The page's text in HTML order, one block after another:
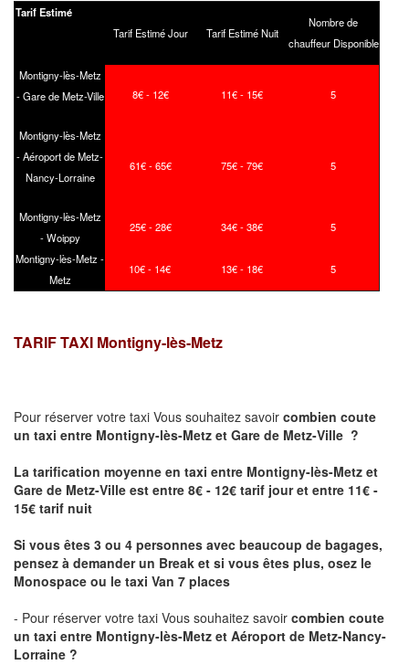
Tarif Estimé
Tarif Estimé Jour
Tarif Estimé Nuit
Nombre de
chauffeur Disponible
Montigny-lès-Metz
- Gare de Metz-Ville
8€ - 12€ 11€ - 15€ 5
Montigny-lès-Metz
- Aéroport de Metz-
Nancy-Lorraine
61€ - 65€ 75€ - 79€ 5
Montigny-lès-Metz
- Woippy
25€ - 28€ 34€ - 38€ 5
Montigny-lès-Metz -
Metz
10€ - 14€ 13€ - 18€ 5
TARIF TAXI Montigny-lès-Metz
Pour réserver votre taxi Vous souhaitez savoir combien coute
un taxi entre Montigny-lès-Metz et Gare de Metz-Ville ?
La tarification moyenne en taxi entre Montigny-lès-Metz et
Gare de Metz-Ville est entre 8€ - 12€ tarif jour et entre 11€ -
15€ tarif nuit
Si vous êtes 3 ou 4 personnes avec beaucoup de bagages,
pensez à demander un Break et si vous êtes plus, osez le
Monospace ou le taxi Van 7 places
- Pour réserver votre taxi Vous souhaitez savoir combien coute
un taxi entre Montigny-lès-Metz et Aéroport de Metz-Nancy-
Lorraine ?